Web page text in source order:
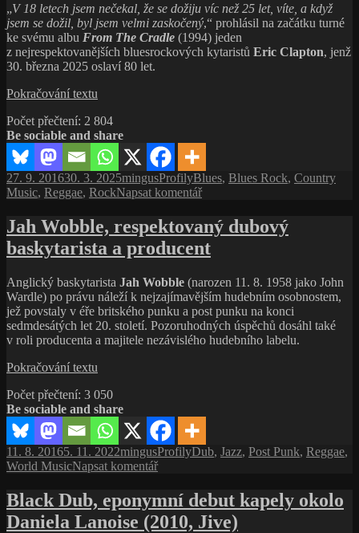
„V 18 letech jsem nečekal, že se dožiju víc než 25 let, víte, a když
jsem se dožil, byl jsem velmi zaskočený,“ prohlásil na začátku turné
ke svému albu From The Cradle (1994) jeden
z nejrespektovanějších bluesrockových kytaristů Eric Clapton, jenž
30. března 2025 oslaví 80 let.
Pokračování textu
Clapton,
britská
bluesrocková
veličina
Počet přečtení: 2 804
Be sociable and share
Publikováno:
27. 9. 201630. 3. 2025Autor:
mingusRubriky:
ProfilyŠtítky:
Blues, Blues Rock, Country
Music, Reggae, RockNapsat komentářpro
názvem
Eric
Clapton,
britská
bluesrocková
veličina
Jah Wobble, respektovaný dubový
baskytarista a producent
Anglický baskytarista Jah Wobble (narozen 11. 8. 1958 jako John
Wardle) po právu náleží k nejzajímavějším hudebním osobnostem,
jež povstaly v éře britského punku a post punku na konci
sedmdesátých let 20. století. Pozoruhodných úspěchů dosáhl také
v roli producenta a majitele nezávislého hudebního labelu.
Pokračování textu
respektovaný
dubový
baskytarista
a producent
Počet přečtení: 3 050
Be sociable and share
Publikováno:
11. 8. 20165. 11. 2022Autor:
mingusRubriky:
ProfilyŠtítky:
Dub, Jazz, Post Punk, Reggae,
World MusicNapsat komentářpro
názvem
Jah
Black Dub, eponymní debut kapely okolo
Daniela Lanoise (2010, Jive)